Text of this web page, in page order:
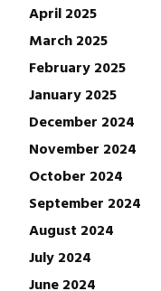
April 2025
March 2025
February 2025
January 2025
December 2024
November 2024
October 2024
September 2024
August 2024
July 2024
June 2024